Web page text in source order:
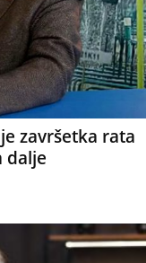
završetka rata
dalje